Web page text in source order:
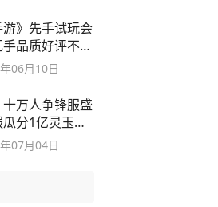
游》先手试玩会
品质好评不
06月10日
十万人争锋服盛
分1亿灵玉，
07月04日